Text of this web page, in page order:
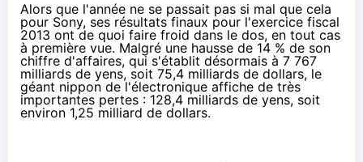
Alors que l'année ne se passait pas si mal que cela
pour Sony, ses résultats finaux pour l'exercice fiscal
2013 ont de quoi faire froid dans le dos, en tout cas
à première vue. Malgré une hausse de 14 % de son
chiffre d'affaires, qui s'établit désormais à 7 767
milliards de yens, soit 75,4 milliards de dollars, le
géant nippon de l'électronique affiche de très
importantes pertes : 128,4 milliards de yens, soit
environ 1,25 milliard de dollars.